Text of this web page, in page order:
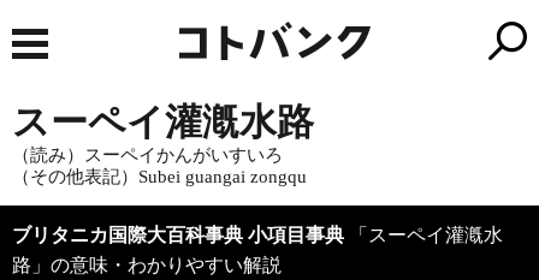
スーペイ灌漑水路
（読み）スーペイかんがいすいろ
（その他表記）Subei guangai zongqu
ブリタニカ国際大百科事典 小項目事典 「スーペイ灌漑水
路」の意味・わかりやすい解説